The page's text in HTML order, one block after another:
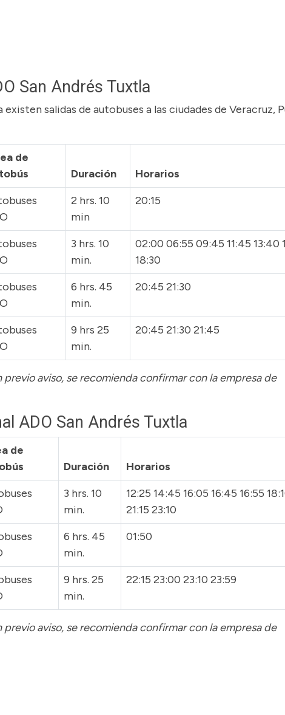
San Andrés Tuxtla
salidas de autobuses a las ciudades de Veracruz,
de
Duración
Horarios
2 hrs. 10
min
20:15
3 hrs. 10
min.
02:00 06:55 09:45 11:45 13:40
18:30
6 hrs. 45
min.
20:45 21:30
9 hrs 25
min.
20:45 21:30 21:45
previo aviso, se recomienda confirmar con la empresa de
ADO San Andrés Tuxtla
de
Duración
Horarios
3 hrs. 10
min.
12:25 14:45 16:05 16:45 16:55
21:15 23:10
6 hrs. 45
min.
01:50
9 hrs. 25
min.
22:15 23:00 23:10 23:59
previo aviso, se recomienda confirmar con la empresa de